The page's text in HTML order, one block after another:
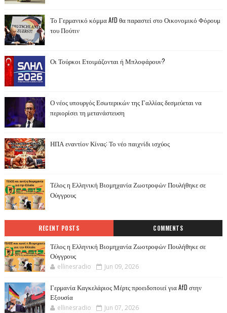
Το Γερμανικό κόμμα AfD θα παραστεί στο Οικονομικό Φόρουμ
του Πούτιν
Οι Τούρκοι Ετοιμάζονται ή Μπλοφάρουν?
Ο νέος υπουργός Εσωτερικών της Γαλλίας δεσμεύεται να
περιορίσει τη μετανάστευση
ΗΠΑ εναντίον Κίνας: Το νέο παιχνίδι ισχύος
Τέλος η Ελληνική Βιομηχανία Ζωοτροφών Πουλήθηκε σε
Ούγγρους
RECENT POSTS COMMENTS
Τέλος η Ελληνική Βιομηχανία Ζωοτροφών Πουλήθηκε σε
Ούγγρους
ellinesradio Jun 09, 2026
Γερμανία Καγκελάριος Μέρτς προειδοποιεί για AfD στην
Εξουσία
ellinesradio Jun 07, 2026